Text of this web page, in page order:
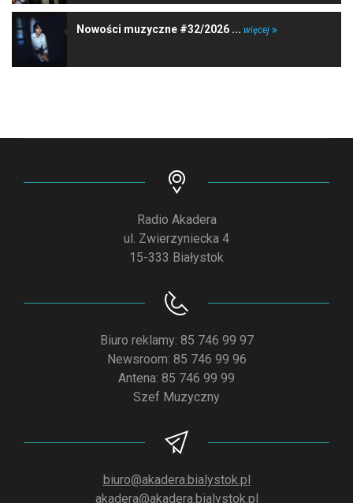
Nowości muzyczne #32/2026 ... więcej
Radio Akadera
ul. Zwierzyniecka 4
15-333 Białystok
Biuro reklamy: 85 746 99 97
Newsroom: 85 746 99 96
Antena: 85 746 99 99
Szef Muzyczny
biuro@akadera.bialystok.pl
akadera@akadera.bialystok.pl